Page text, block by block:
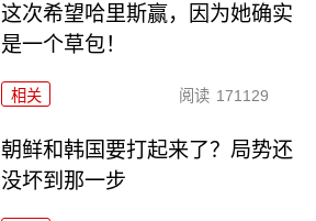
这次希望哈里斯赢，因为她确实
是一个草包！
相关 阅读 171129
朝鲜和韩国要打起来了？局势还
没坏到那一步